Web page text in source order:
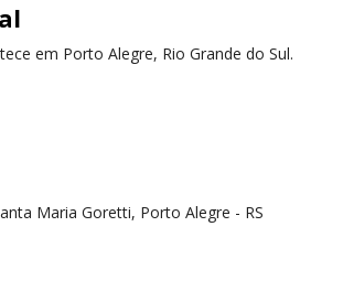
em Porto Alegre, Rio Grande do Sul.
Maria Goretti, Porto Alegre - RS